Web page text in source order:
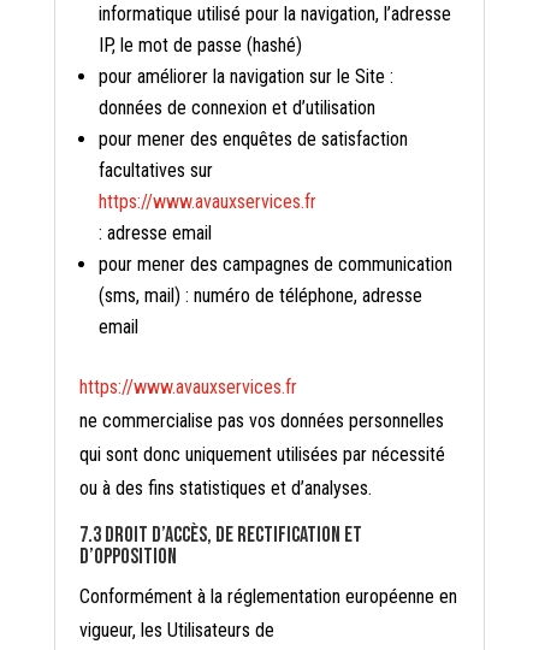
informatique utilisé pour la navigation, l’adresse
IP, le mot de passe (hashé)
pour améliorer la navigation sur le Site :
données de connexion et d’utilisation
pour mener des enquêtes de satisfaction
facultatives sur
https://www.avauxservices.fr
: adresse email
pour mener des campagnes de communication
(sms, mail) : numéro de téléphone, adresse
email
https://www.avauxservices.fr
ne commercialise pas vos données personnelles
qui sont donc uniquement utilisées par nécessité
ou à des fins statistiques et d’analyses.
7.3 Droit d’accès, de rectification et
d’opposition
Conformément à la réglementation européenne en
vigueur, les Utilisateurs de